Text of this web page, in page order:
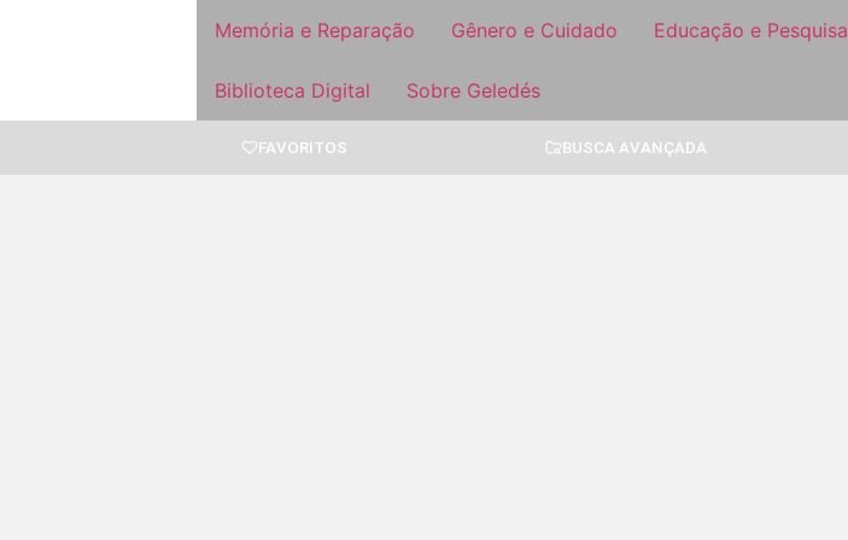
Memória e Reparação Gênero e Cuidado Educação e Pesquisa
Biblioteca Digital Sobre Geledés
FAVORITOS BUSCA AVANÇADA